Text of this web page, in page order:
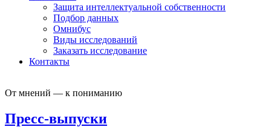
Защита интеллектуальной собственности
Подбор данных
Омнибус
Виды исследований
Заказать исследование
Контакты
От мнений — к пониманию
Пресс-выпуски